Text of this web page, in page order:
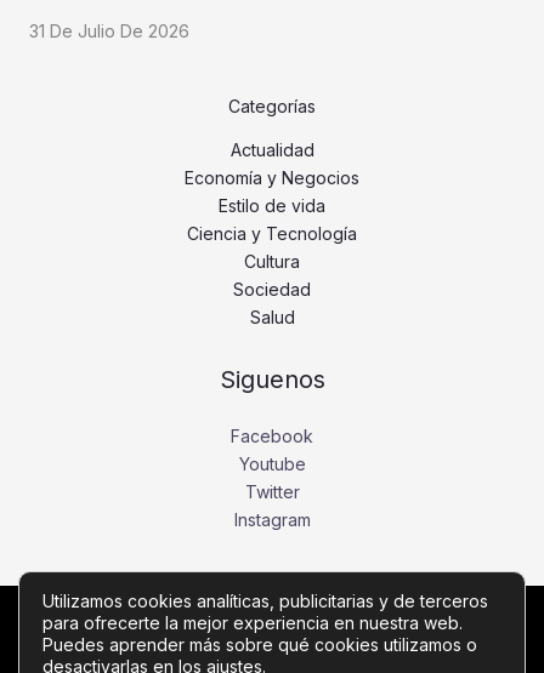
31 De Julio De 2026
Categorías
Actualidad
Economía y Negocios
Estilo de vida
Ciencia y Tecnología
Cultura
Sociedad
Salud
Siguenos
Facebook
Youtube
Twitter
Instagram
Copyright © Todos los derechos reservados -
noticiasdebogota.com
Utilizamos cookies analíticas, publicitarias y de terceros
para ofrecerte la mejor experiencia en nuestra web.
Puedes aprender más sobre qué cookies utilizamos o
desactivarlas en los ajustes.